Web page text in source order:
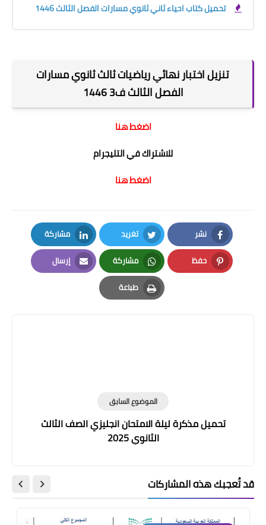
تحميل كتاب احياء ثاني ثانوي مسارات الفصل الثالث 1446
تنزيل اختبار نهائي رياضيات ثالث ثانوي مسارات
الفصل الثالث ف3 1446
اضغط هنا
للاشتراك في التليجرام
اضغط هنا
نشر
Facebook
تغريد
Twitter
مشاركة
LinkedIn
حفظ
Pinterest
مشاركة
Whatsapp
إرسال
Email
طباعة
Print
الموضوع السابق
تحميل مذكرة ليلة الامتحان انجليزي الصف الثالث
الثانوي 2025
قد تُعجبك هذه المشاركات